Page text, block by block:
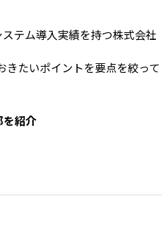
テム導入実績を持つ株式会社
きたいポイントを要点を絞って
紹介